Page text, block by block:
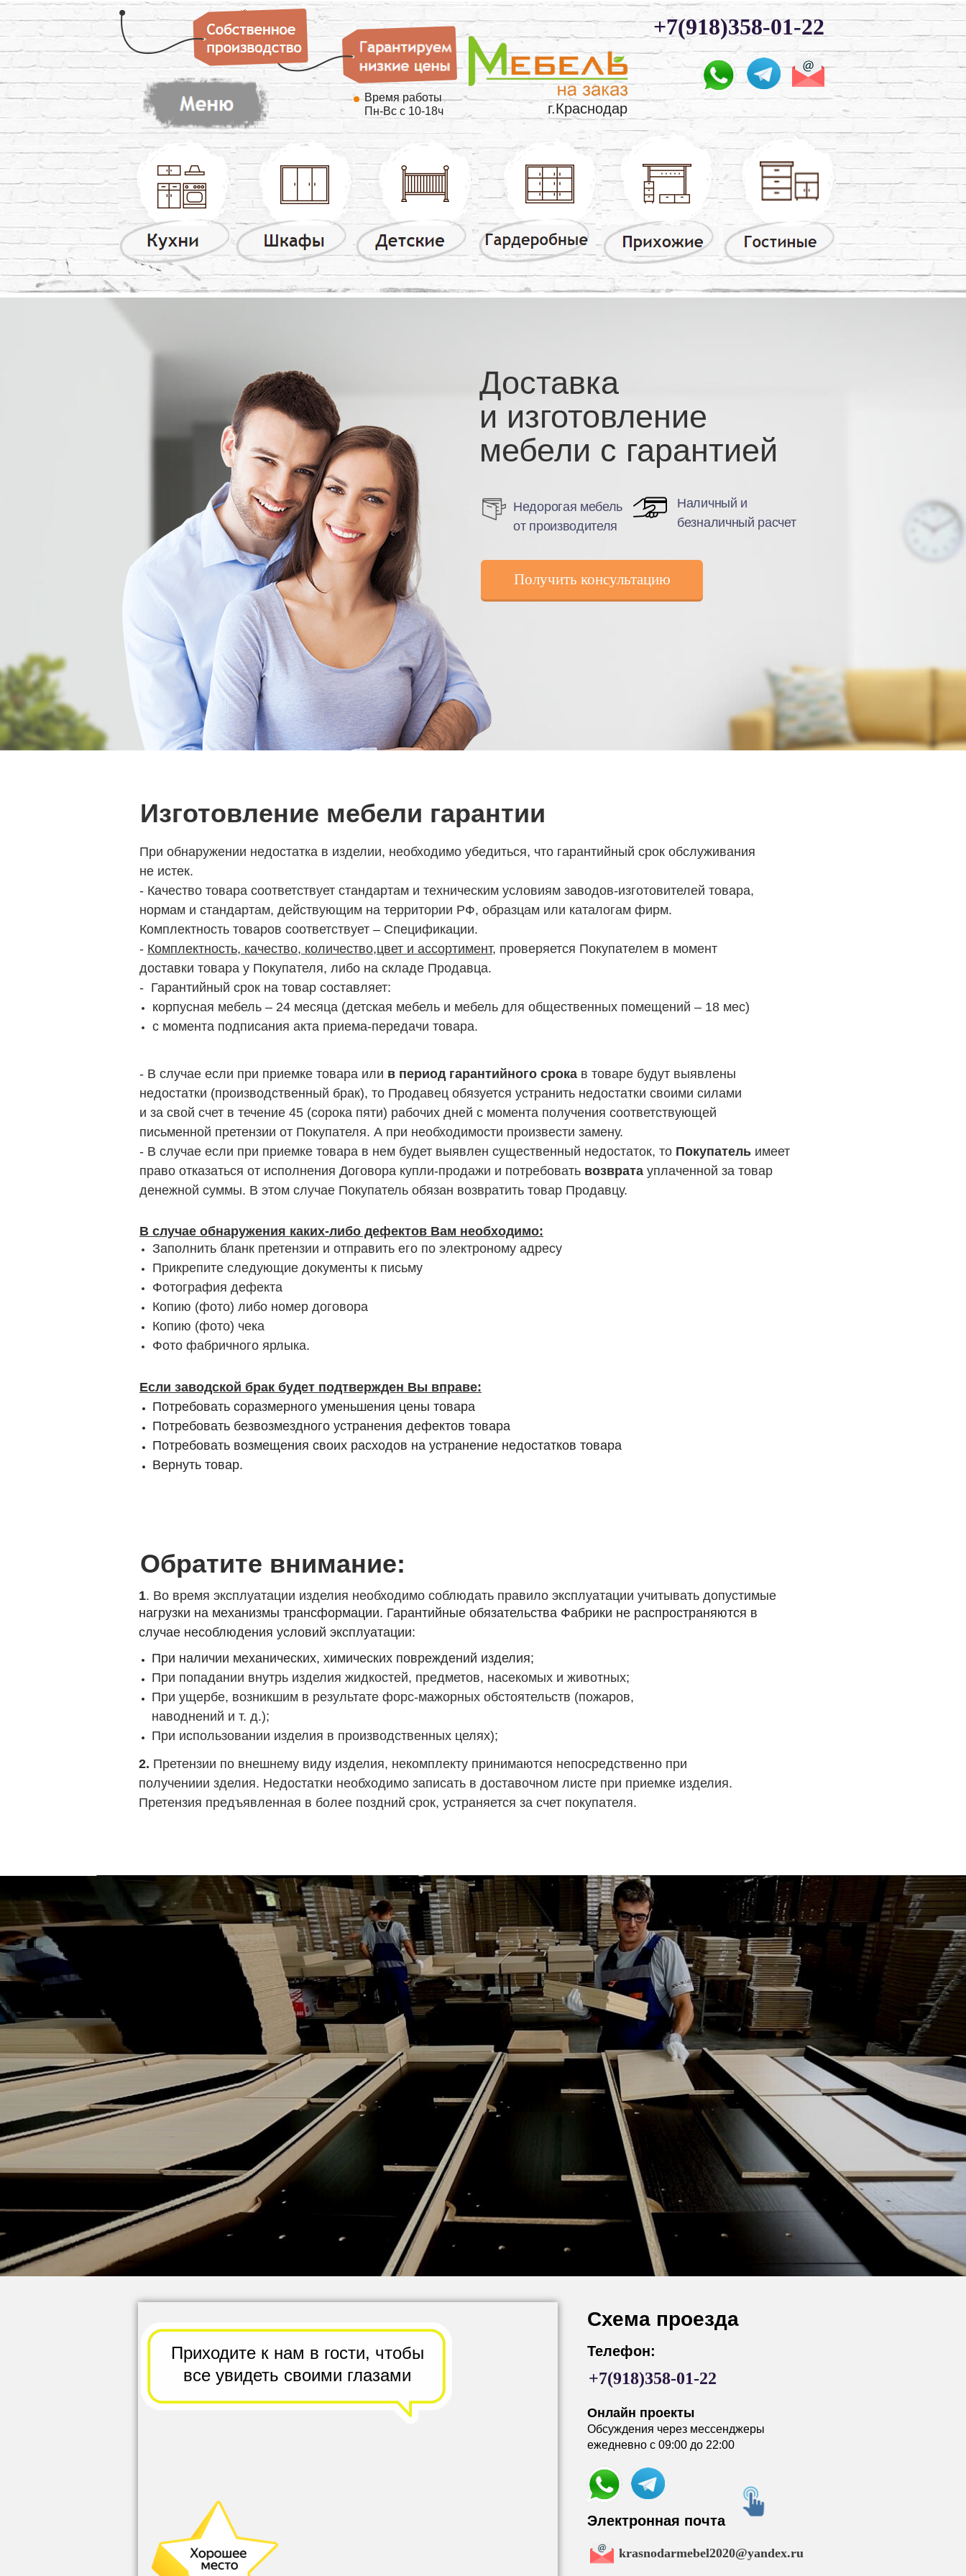
Обратите внимание:
При обнаружении недостатка в изделии, необходимо убедиться, что гарантийный срок обслуживания
не истек.
- Качество товара соответствует стандартам и техническим условиям заводов-изготовителей товара,
нормам и стандартам, действующим на территории РФ, образцам или каталогам фирм.
Комплектность товаров соответствует – Спецификации.
- Комплектность, качество, количество,цвет и ассортимент, проверяется Покупателем в момент
доставки товара у Покупателя, либо на складе Продавца.
- Гарантийный срок на товар составляет:
корпусная мебель – 24 месяца (детская мебель и мебель для общественных помещений – 18 мес)
с момента подписания акта приема-передачи товара.
+7(918)358-01-22
При наличии механических, химических повреждений изделия;
При попадании внутрь изделия жидкостей, предметов, насекомых и животных;
При ущербе, возникшим в результате форс-мажорных обстоятельств (пожаров,
наводнений и т. д.);
При использовании изделия в производственных целях);
Получить консультацию
Электронная почта
krasnodarmebel2020@yandex.ru
Обсуждения через мессенджеры
Схема проезда
1. Во время эксплуатации изделия необходимо соблюдать правило эксплуатации учитывать допустимые
нагрузки на механизмы трансформации. Гарантийные обязательства Фабрики не распространяются в
случае несоблюдения условий эксплуатации:
Доставка
и изготовление
мебели с гарантией
+7(918)358-01-22
Время работы
Пн-Вс с 10-18ч
Изготовление мебели гарантии
2. Претензии по внешнему виду изделия, некомплекту принимаются непосредственно при
получениии зделия. Недостатки необходимо записать в доставочном листе при приемке изделия.
Претензия предъявленная в более поздний срок, устраняется за счет покупателя.
В случае обнаружения каких-либо дефектов Вам необходимо:
Заполнить бланк претензии и отправить его по электроному адресу
Прикрепите следующие документы к письму
Фотография дефекта
Копию (фото) либо номер договора
Копию (фото) чека
Фото фабричного ярлыка.
Наличный и
безналичный расчет
Недорогая мебель
от производителя
Если заводской брак будет подтвержден Вы вправе:
Потребовать соразмерного уменьшения цены товара
Потребовать безвозмездного устранения дефектов товара
Потребовать возмещения своих расходов на устранение недостатков товара
Вернуть товар.
- В случае если при приемке товара или в период гарантийного срокав товаре будут выявлены
недостатки (производственный брак), то Продавец обязуется устранить недостатки своими силами
и за свой счет в течение 45 (сорока пяти) рабочих дней с момента получения соответствующей
письменной претензии от Покупателя. А при необходимости произвести замену.
- В случае если при приемке товара в нем будет выявлен существенный недостаток, то Покупатель имеет
право отказаться от исполнения Договора купли-продажи и потребовать возвратауплаченной за товар
денежной суммы. В этом случае Покупатель обязан возвратить товар Продавцу.
г.Краснодар
Приходите к нам в гости, чтобы
всеувидеть своими глазами
Телефон:
Онлайн проекты
ежедневно с 09:00 до 22:00